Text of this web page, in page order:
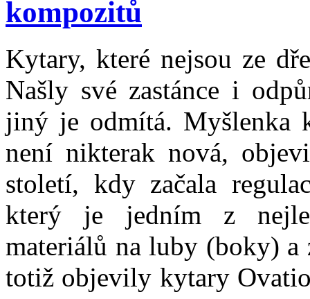
kompozitů
Kytary, které nejsou ze
Našly své zastánce i
jiný je odmítá. Myšlenka
není nikterak nová,
století, kdy začala
který je jedním z
materiálů na luby (boky) a
totiž objevily kytary